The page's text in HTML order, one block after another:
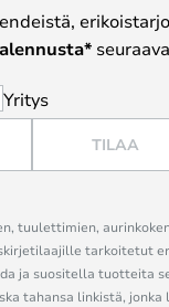
Yritys
TILAA
tuulettimien,
tarkoitetut
ja suositella tuotteita
tahansa linkistä, jonka